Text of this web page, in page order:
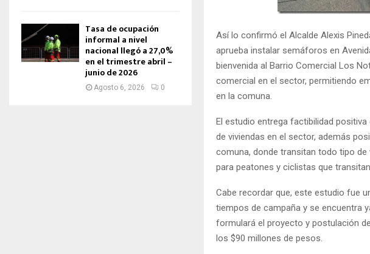
Así lo confirmó el Alcalde Alexis
aprueba instalar semáforos en
bienvenida al Barrio Comercial Los
comercial en el sector, permitiendo
en la comuna.
El estudio entrega factibilidad
de viviendas en el sector, además
comuna, donde transitan todo tipo
para peatones y ciclistas que
Cabe recordar que, este estudio fue
tiempos de campaña y se encuentra
formulará el proyecto y postulación
los $90 millones de pesos.
Tasa de ocupación
informal a nivel
nacional llegó a 27,0%
en el trimestre abril –
junio de 2026
Agosto 6, 2026 0